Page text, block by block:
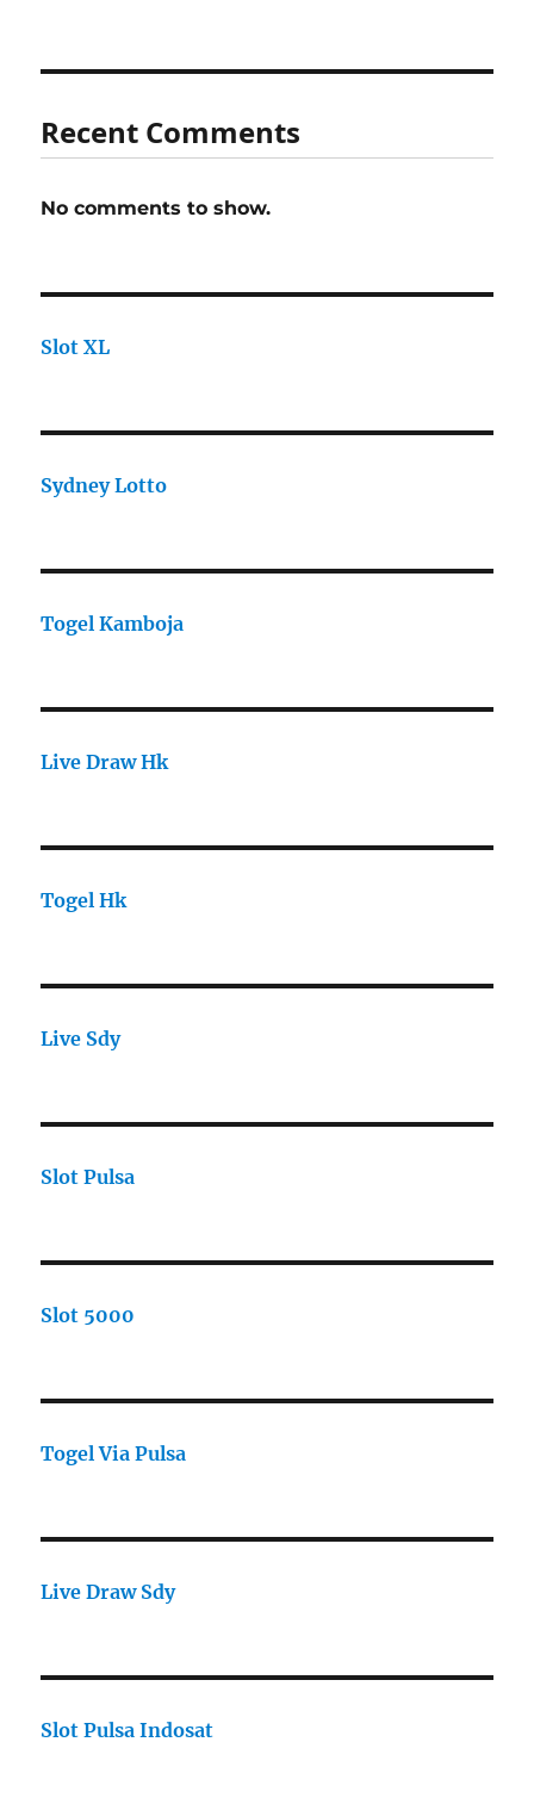
Recent Comments
No comments to show.
Slot XL
Sydney Lotto
Togel Kamboja
Live Draw Hk
Togel Hk
Live Sdy
Slot Pulsa
Slot 5000
Togel Via Pulsa
Live Draw Sdy
Slot Pulsa Indosat